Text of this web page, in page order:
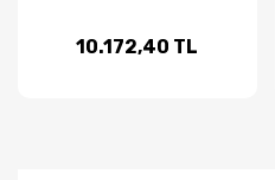
10.172,40 TL